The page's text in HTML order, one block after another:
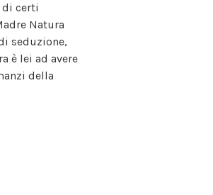
di certi
Natura
seduzione,
è lei ad avere
della